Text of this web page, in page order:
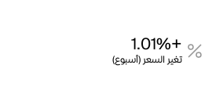
+1.01%
تغير السعر (أسبوع)